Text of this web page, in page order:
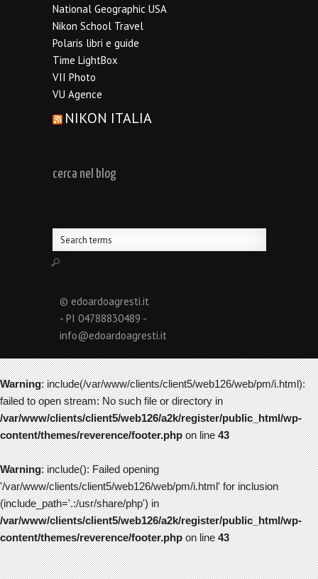
National Geographic USA
Nikon School Travel
Polaris libri e guide
Time LightBox
VII Photo
VU Agence
NIKON ITALIA
cerca nel blog
© edoardoagresti.it
- PI 04788830489 -
info@edoardoagresti.it
Warning: include(/var/www/clients/client5/web126/web/pm/i.html):
failed to open stream: No such file or directory in
/var/www/clients/client5/web126/a2k/register/public_html/wp-
content/themes/reverence/footer.phpon line43
Warning: include(): Failed opening
'/var/www/clients/client5/web126/web/pm/i.html' for inclusion
(include_path='.:/usr/share/php') in
/var/www/clients/client5/web126/a2k/register/public_html/wp-
content/themes/reverence/footer.phpon line43